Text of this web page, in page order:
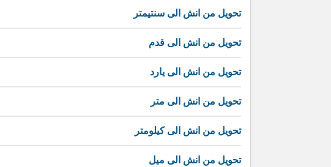
تحويل من انش الى سنتيمتر
تحويل من انش الى قدم
تحويل من انش الى يارد
تحويل من انش الى متر
تحويل من انش الى كيلومتر
تحويل من انش الى ميل